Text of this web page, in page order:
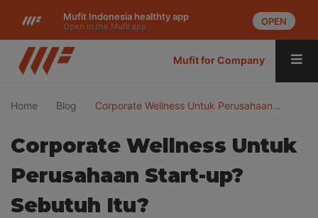
Mufit Indonesia healthty app
Open in the Mufit app OPEN
Mufit for Company
Home Blog Corporate Wellness Untuk Perusahaan…
Corporate Wellness Untuk
Perusahaan Start-up?
Sebutuh Itu?